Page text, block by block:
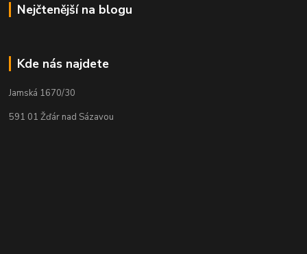
Nejčtenější na blogu
Kde nás najdete
Jamská 1670/30
591 01 Žďár nad Sázavou